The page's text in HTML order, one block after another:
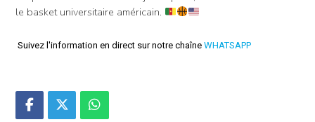
le basket universitaire américain.
Suivez l'information en direct sur notre chaîne WHATSAPP